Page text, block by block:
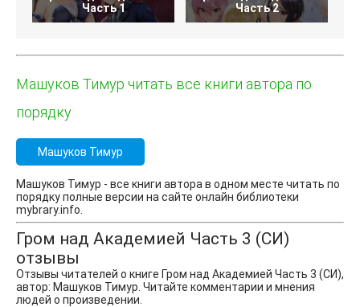
Часть 1
Часть 2
Машуков Тимур читать все книги автора по
порядку
Машуков Тимур
Машуков Тимур - все книги автора в одном месте читать по
порядку полные версии на сайте онлайн библиотеки
mybrary.info.
Гром над Академией Часть 3 (СИ)
отзывы
Отзывы читателей о книге Гром над Академией Часть 3 (СИ),
автор: Машуков Тимур. Читайте комментарии и мнения
людей о произведении.